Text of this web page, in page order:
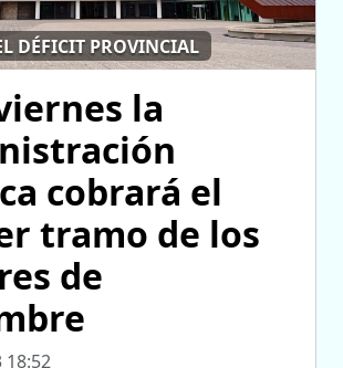
DÉFICIT PROVINCIAL
la
cobrará el
tramo de los
de
18:52